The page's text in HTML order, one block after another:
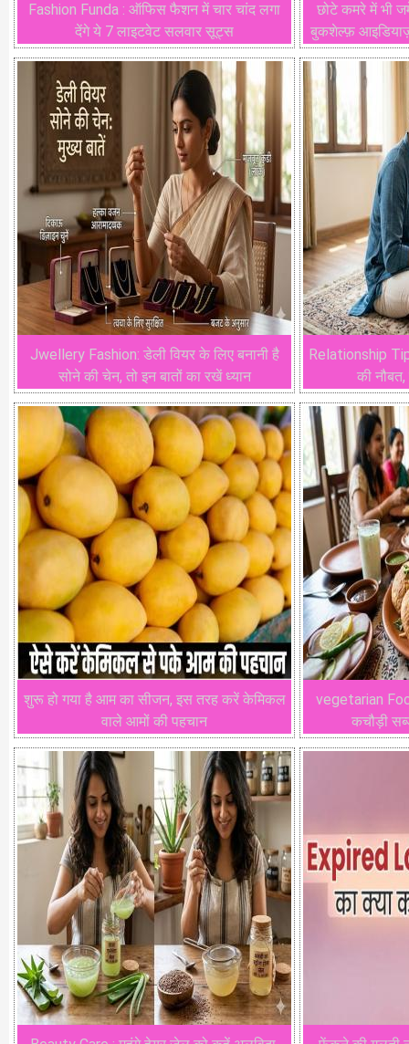
Fashion Funda : ऑफिस फैशन में चार चांद लगा
देंगे ये 7 लाइटवेट सलवार सूट्स
छोटे कमरे में भी
बुकशेल्फ़
Jwellery Fashion: डेली वियर के लिए बनानी है
सोने की चेन, तो इन बातों का रखें ध्यान
Relationship
की
शुरू हो गया है आम का सीजन, इस तरह करें केमिकल
वाले आमों की पहचान
vegetarian
कचौड़ी